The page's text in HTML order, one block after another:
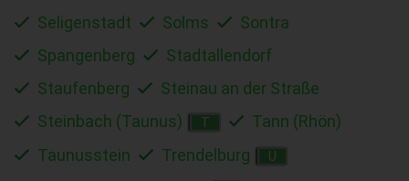
Seligenstadt
Solms
Sontra
Spangenberg
Stadtallendorf
Staufenberg
Steinau an der Straße
Steinbach (Taunus)
T
Tann (Rhön)
Taunusstein
Trendelburg U